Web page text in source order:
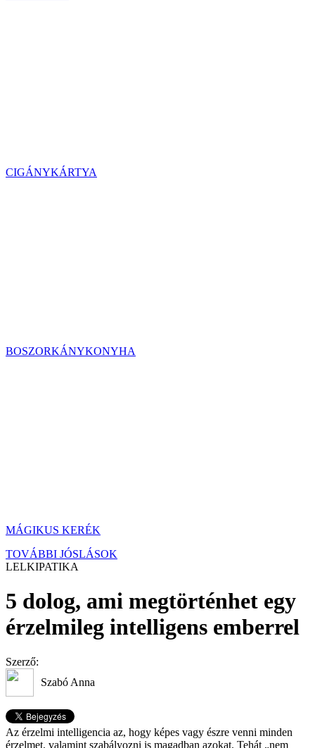
CIGÁNYKÁRTYA
BOSZORKÁNYKONYHA
MÁGIKUS KERÉK
TOVÁBBI JÓSLÁSOK
LELKIPATIKA
5 dolog, ami megtörténhet egy
érzelmileg intelligens emberrel
Szerző:
Szabó Anna
Az érzelmi intelligencia az, hogy képes vagy észre venni minden
érzelmet, valamint szabályozni is magadban azokat. Tehát „nem